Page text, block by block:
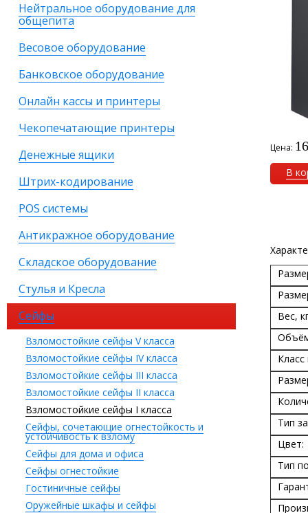
Нейтральное оборудование для
общепита
Весовое оборудование
Банковское оборудование
Онлайн кассы и принтеры
Чекопечатающие принтеры
Денежные ящики
Штрих-кодирование
POS системы
Антикражное оборудование
Складское оборудование
Стулья и Кресла
Сейфы
Взломостойкие сейфы V класса
Взломостойкие сейфы IV класса
Взломостойкие сейфы III класса
Взломостойкие сейфы II класса
Взломостойкие сейфы I класса
Сейфы, сочетающие огнестойкость и
устойчивость к взлому
Сейфы для дома и офиса
Сейфы огнестойкие
Гостиничные сейфы
Оружейные шкафы и сейфы
Цена:
В
Вес,
Тип
Цвет:
Тип